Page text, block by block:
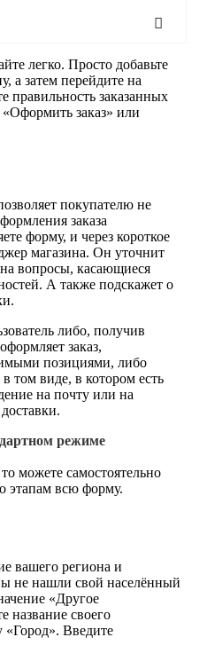
легко. Просто добавьте
а затем перейдите на
правильность заказанных
заказ» или
покупателю не
заказа
форму, и через короткое
магазина. Он уточнит
на вопросы, касающиеся
А также подскажет о
либо, получив
заказ,
позициями, либо
том виде, в котором есть
на почту или на
режиме
можете самостоятельно
этапам всю форму.
вашего региона и
не нашли свой населённый
«Другое
название своего
«Город». Введите